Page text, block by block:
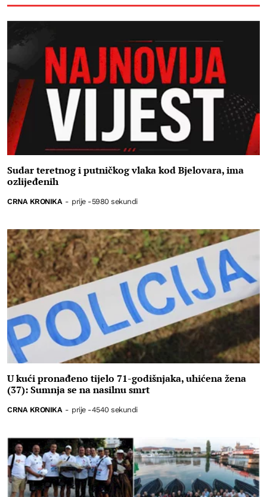
Sudar teretnog i putničkog vlaka kod Bjelovara, ima
ozlijeđenih
CRNA KRONIKA - prije -5980 sekundi
U kući pronađeno tijelo 71-godišnjaka, uhićena žena
(37): Sumnja se na nasilnu smrt
CRNA KRONIKA - prije -4540 sekundi